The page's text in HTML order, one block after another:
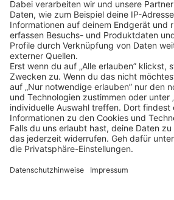
SOCIAL
NEWSLETTER
BESUCHEN SIE UNS
Alle Preise inkl. gesetzl. Mehrwertsteuer zzgl.
Nachnahmegebühren, wenn nicht anders